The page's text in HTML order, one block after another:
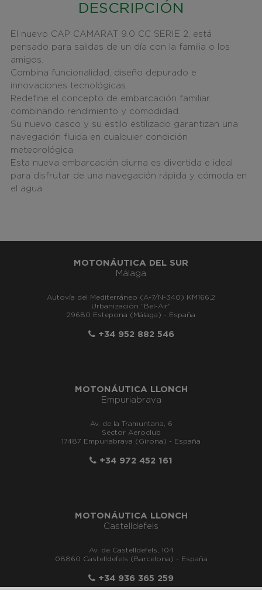
DESCRIPCIÓN
El nuevo CAP CAMARAT 9.0 CC SERIE 2, está
pensado para salidas de un día con la familia o los
amigos.
Combina funcionalidad, diseño depurado e
innovaciones tecnológicas.
Redefine el concepto de embarcación familiar
combinando rendimiento y comodidad.
Su nuevo casco y su estilo estilizado garantizan una
navegación fluida en cualquier condición
meteorológica.
Esta nueva embarcación diurna es divertida e ideal
para disfrutar de una navegación rápida y cómoda en
el agua.
MOTONÁUTICA DEL SUR
Málaga
Autovía del Mediterráneo (A-7/N-340) KM166,2
Urbanización "Bel-Air"
29680 Estepona (Málaga) - España
+34 952 882 546
MOTONÁUTICA LLONCH
Empuriabrava
Av. de la Tramuntana, 6
Sector Aeroclub
17487 Empuriabrava (Girona) - España
+34 972 452 161
MOTONÁUTICA LLONCH
Castelldefels
Av. de Castelldefels, 104
08860 Castelldefels (Barcelona) - España
+34 936 365 259